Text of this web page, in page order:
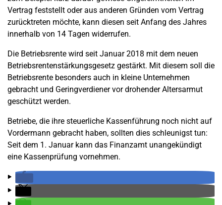
Vertrag feststellt oder aus anderen Gründen vom Vertrag
zurücktreten möchte, kann diesen seit Anfang des Jahres
innerhalb von 14 Tagen widerrufen.
Die Betriebsrente wird seit Januar 2018 mit dem neuen
Betriebsrentenstärkungsgesetz gestärkt. Mit diesem soll die
Betriebsrente besonders auch in kleine Unternehmen
gebracht und Geringverdiener vor drohender Altersarmut
geschützt werden.
Betriebe, die ihre steuerliche Kassenführung noch nicht auf
Vordermann gebracht haben, sollten dies schleunigst tun:
Seit dem 1. Januar kann das Finanzamt unangekündigt
eine Kassenprüfung vornehmen.